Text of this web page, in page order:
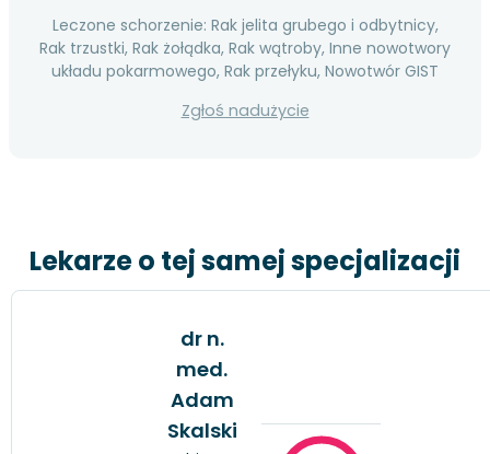
Leczone schorzenie: Rak jelita grubego i odbytnicy,
Rak trzustki, Rak żołądka, Rak wątroby, Inne nowotwory
układu pokarmowego, Rak przełyku, Nowotwór GIST
Zgłoś nadużycie
Lekarze o tej samej specjalizacji
dr n.
med.
Adam
Skalski